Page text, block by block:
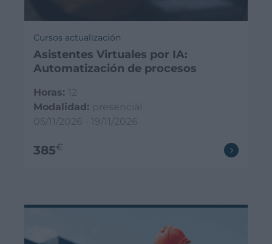
Cursos actualización
Asistentes Virtuales por IA:
Automatización de procesos
Horas: 12
Modalidad: presencial
05/11/2026 - 19/11/2026
385€